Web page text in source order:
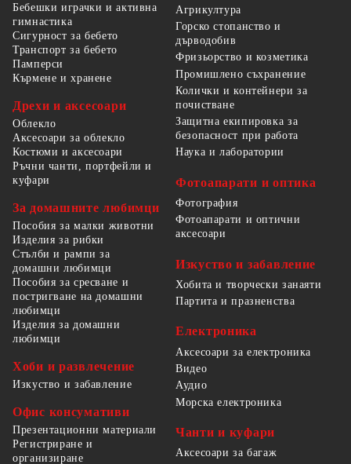
Бебешки играчки и активна
гимнастика
Сигурност за бебето
Транспорт за бебето
Памперси
Кърмене и хранене
Дрехи и аксесоари
Облекло
Аксесоари за облекло
Костюми и аксесоари
Ръчни чанти, портфейли и
куфари
За домашните любимци
Пособия за малки животни
Изделия за рибки
Стълби и рампи за
домашни любимци
Пособия за сресване и
постригване на домашни
любимци
Изделия за домашни
любимци
Хоби и развлечение
Изкуство и забавление
Офис консумативи
Презентационни материали
Регистриране и
организиране
Агрикултура
Горско стопанство и
дърводобив
Фризьорство и козметика
Промишлено съхранение
Колички и контейнери за
почистване
Защитна екипировка за
безопасност при работа
Наука и лаборатории
Фотоапарати и оптика
Фотография
Фотоапарати и оптични
аксесоари
Изкуство и забавление
Хобита и творчески занаяти
Партита и празненства
Електроника
Аксесоари за електроника
Видео
Аудио
Морска електроника
Чанти и куфари
Аксесоари за багаж